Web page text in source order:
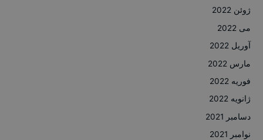
ژوئن 2022
می 2022
آوریل 2022
مارس 2022
فوریه 2022
ژانویه 2022
دسامبر 2021
نوامبر 2021